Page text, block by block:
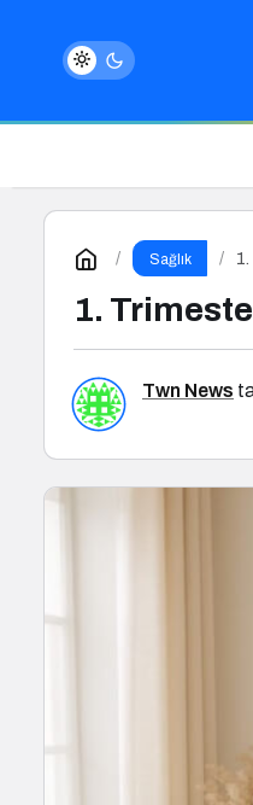
Sağlık
1.
Twn News